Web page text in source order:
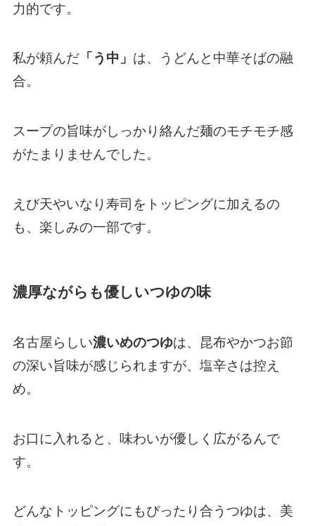
力的です。
私が頼んだ「う中」 は、うどんと中華そばの融
合。
スープの旨味がしっかり絡んだ麺のモチモチ感
がたまりませんでした。
えび天やいなり寿司をトッピングに加えるの
も、楽しみの一部です。
濃厚ながらも優しいつゆの味
名古屋らしい濃いめのつゆは、昆布やかつお節
の深い旨味が感じられますが、塩辛さは控え
め。
お口に入れると、味わいが優しく広がるんで
す。
どんなトッピングにもぴったり合うつゆは、美